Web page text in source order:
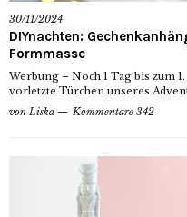
30/11/2024
DIYnachten:
Formmasse
Werbung – Noch 1 Tag bis zum
vorletzte Türchen unseres
von Liska Kommentare 342